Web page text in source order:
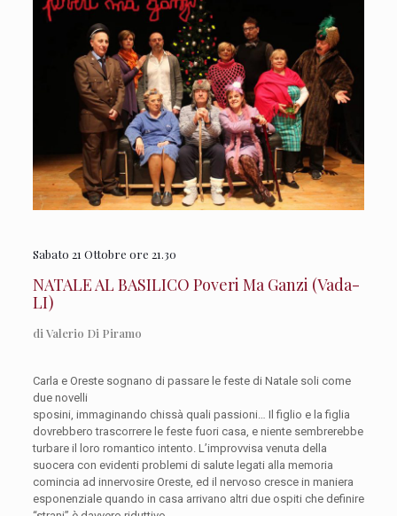
Sabato 21 Ottobre ore 21.30
NATALE AL BASILICO Poveri Ma Ganzi (Vada-
LI)
di Valerio Di Piramo
Carla e Oreste sognano di passare le feste di Natale soli come
due novelli
sposini, immaginando chissà quali passioni… Il figlio e la figlia
dovrebbero trascorrere le feste fuori casa, e niente sembrerebbe
turbare il loro romantico intento. L’improvvisa venuta della
suocera con evidenti problemi di salute legati alla memoria
comincia ad innervosire Oreste, ed il nervoso cresce in maniera
esponenziale quando in casa arrivano altri due ospiti che definire